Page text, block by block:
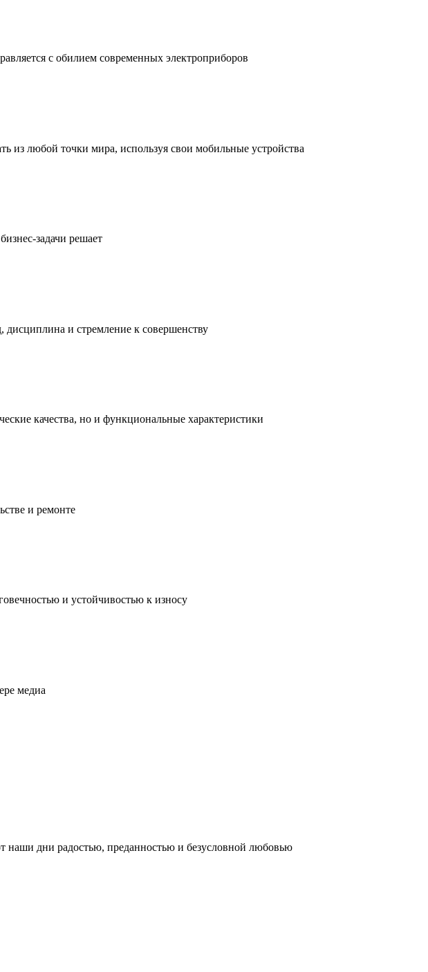
с обилием современных электроприборов
из любой точки мира, используя свои мобильные устройства
задачи решает
и стремление к совершенству
качества, но и функциональные характеристики
и ремонте
и устойчивостью к износу
медиа
дни радостью, преданностью и безусловной любовью